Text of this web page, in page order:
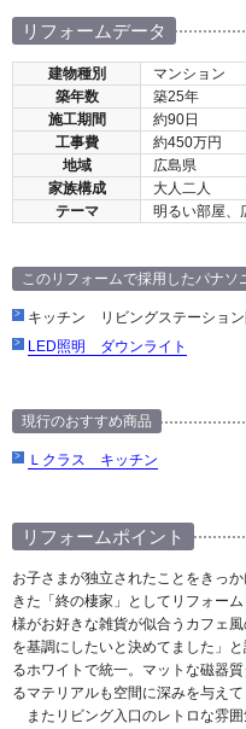
リフォームデータ
建物種別
マンション
築年数
築25年
施工期間
約90日
工事費
約450万円
地域
広島県
家族構成
大人二人
テーマ
明るい部屋、
このリフォームで採用したパナソ
キッチン リビングステーション
LED照明 ダウンライト
現行のおすすめ商品
Ｌクラス キッチン
リフォームポイント
お子さまが独立されたことをきっ
きた「終の棲家」としてリフォー
様がお好きな雑貨が似合うカフェ
を基調にしたいと決めてました」
るホワイトで統一。マットな磁器
るマテリアルも空間に深みを与えて
またリビング入口のレトロな雰